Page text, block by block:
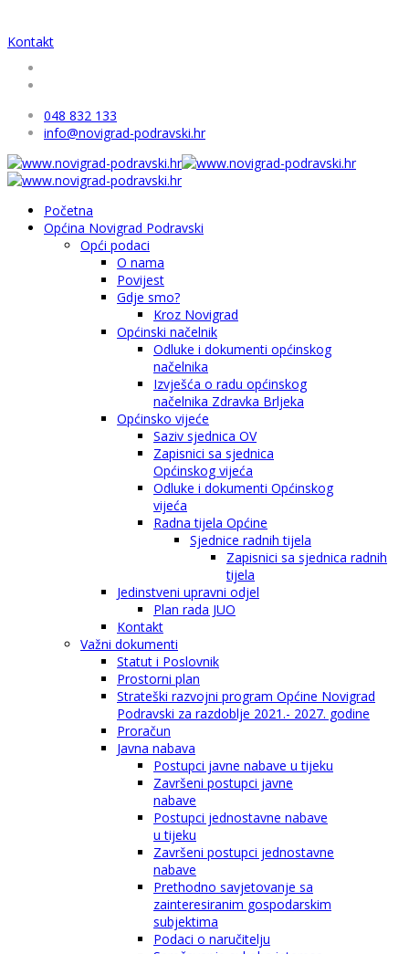
Kontakt
048 832 133
info@novigrad-podravski.hr
Početna
Općina Novigrad Podravski
Opći podaci
O nama
Povijest
Gdje smo?
Kroz Novigrad
Općinski načelnik
Odluke i dokumenti općinskog
načelnika
Izvješća o radu općinskog
načelnika Zdravka Brljeka
Općinsko vijeće
Saziv sjednica OV
Zapisnici sa sjednica
Općinskog vijeća
Odluke i dokumenti Općinskog
vijeća
Radna tijela Općine
Sjednice radnih tijela
Zapisnici sa sjednica radnih
tijela
Jedinstveni upravni odjel
Plan rada JUO
Kontakt
Važni dokumenti
Statut i Poslovnik
Prostorni plan
Strateški razvojni program Općine Novigrad
Podravski za razdoblje 2021.- 2027. godine
Proračun
Javna nabava
Postupci javne nabave u tijeku
Završeni postupci javne
nabave
Postupci jednostavne nabave
u tijeku
Završeni postupci jednostavne
nabave
Prethodno savjetovanje sa
zainteresiranim gospodarskim
subjektima
Podaci o naručitelju